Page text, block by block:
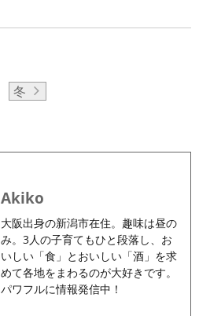
冬
Akiko
大阪出身の新潟市在住。趣味は昼の
み。3人の子育てもひと段落し、お
いしい「食」とおいしい「酒」を求
めて各地をまわるのが大好きです。
パワフルに情報発信中！